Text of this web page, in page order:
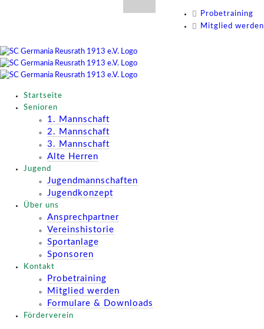
Probetraining
Mitglied werden
Startseite
Senioren
1. Mannschaft
2. Mannschaft
3. Mannschaft
Alte Herren
Jugend
Jugendmannschaften
Jugendkonzept
Über uns
Ansprechpartner
Vereinshistorie
Sportanlage
Sponsoren
Kontakt
Probetraining
Mitglied werden
Formulare & Downloads
Förderverein